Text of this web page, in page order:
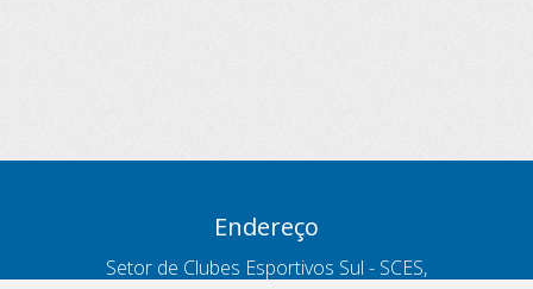
Endereço
Setor de Clubes Esportivos Sul - SCES,